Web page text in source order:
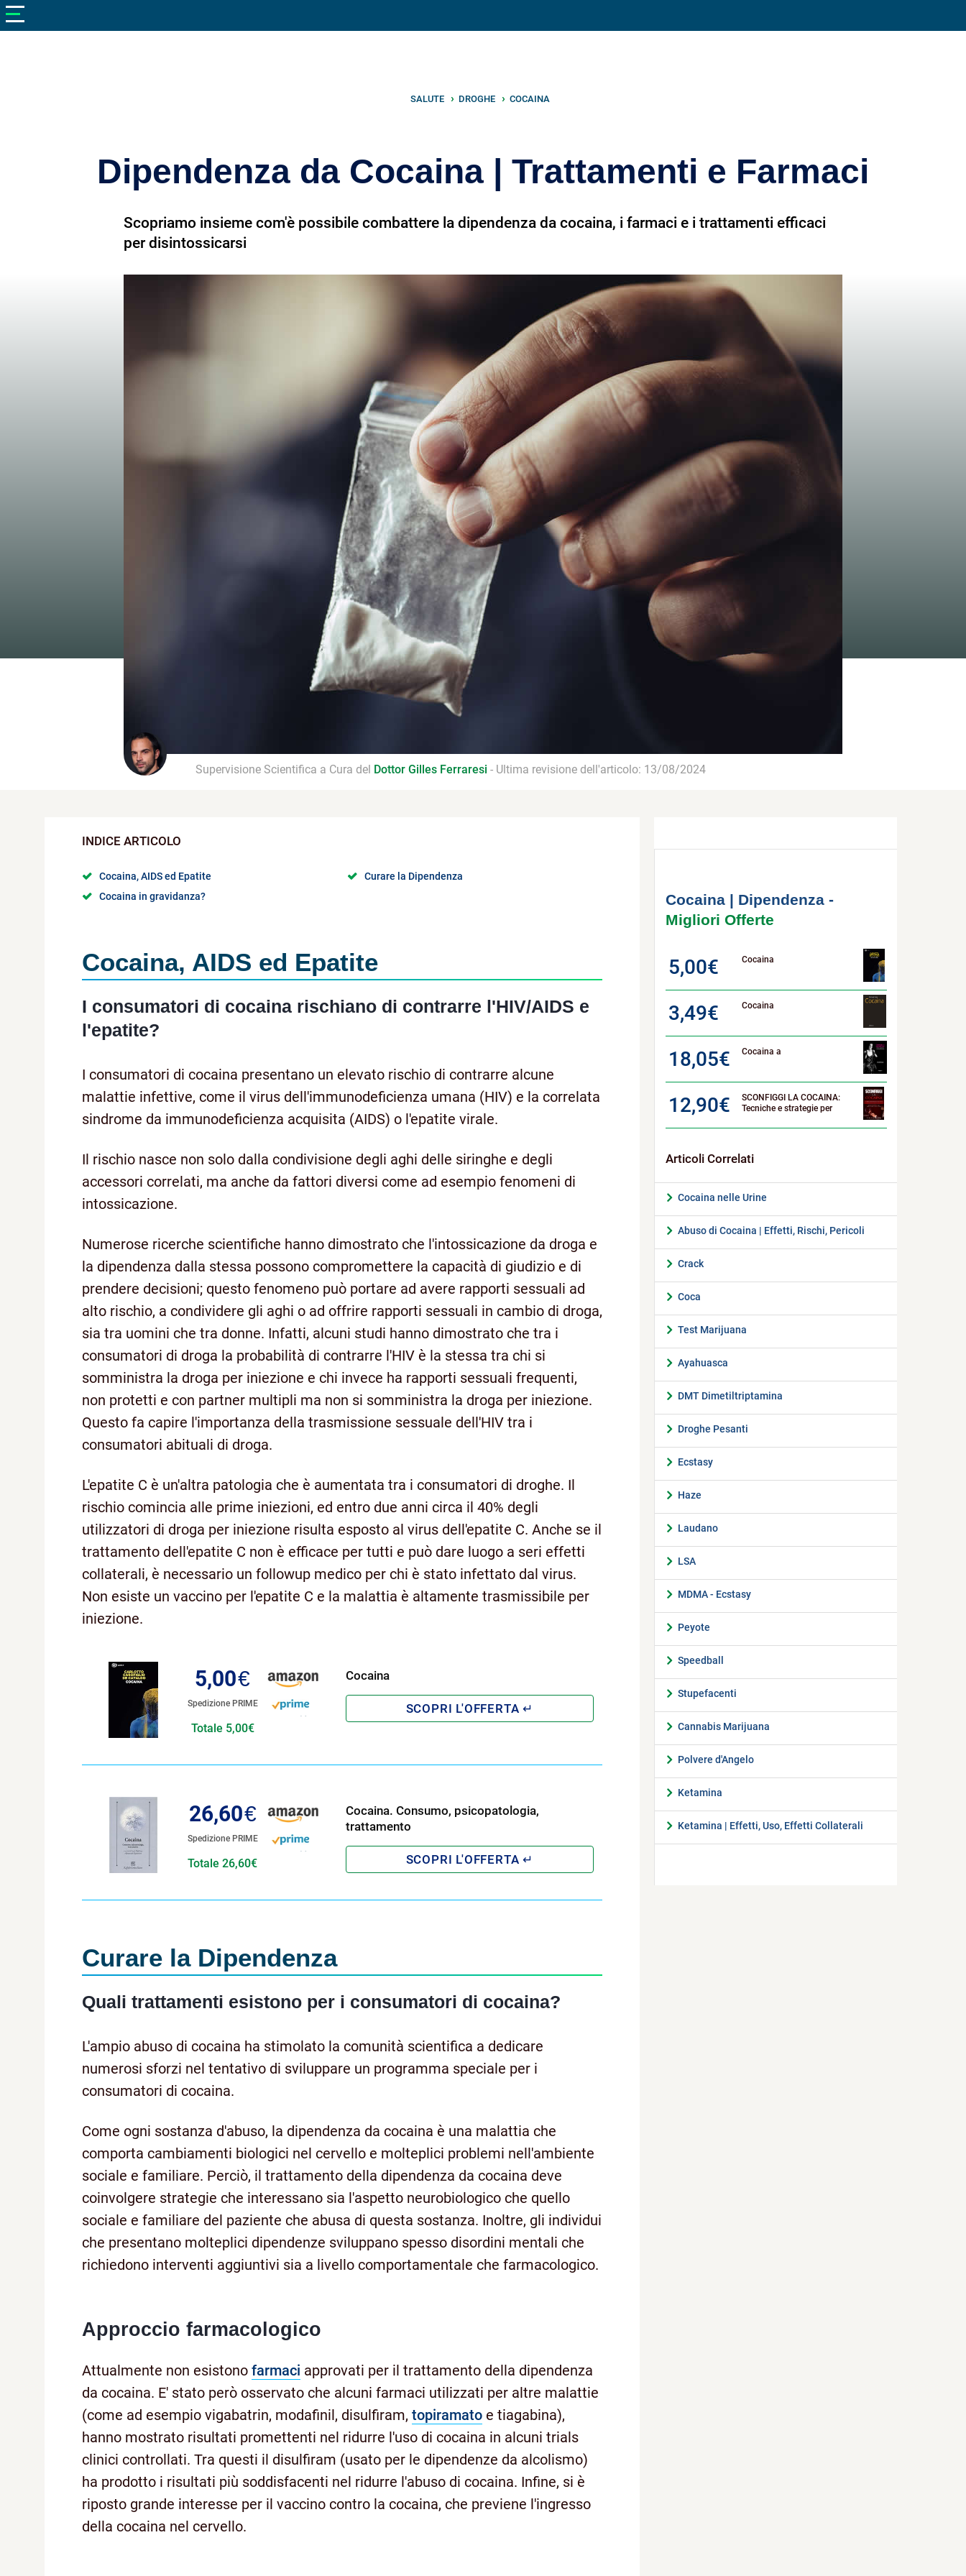
SALUTE DROGHE COCAINA
Dipendenza da Cocaina | Trattamenti e Farmaci
Scopriamo insieme com'è possibile combattere la dipendenza da cocaina, i farmaci e i trattamenti efficaci
per disintossicarsi
Supervisione Scientifica a Cura del Dottor Gilles Ferraresi - Ultima revisione dell'articolo: 13/08/2024
Cocaina, AIDS ed Epatite
Curare la Dipendenza
Cocaina in gravidanza?
Cocaina, AIDS ed Epatite
I consumatori di cocaina rischiano di contrarre l'HIV/AIDS e
l'epatite?
I consumatori di cocaina presentano un elevato rischio di contrarre alcune
malattie infettive, come il virus dell'immunodeficienza umana (HIV) e la correlata
sindrome da immunodeficienza acquisita (AIDS) o l'epatite virale.
Il rischio nasce non solo dalla condivisione degli aghi delle siringhe e degli
accessori correlati, ma anche da fattori diversi come ad esempio fenomeni di
intossicazione.
Numerose ricerche scientifiche hanno dimostrato che l'intossicazione da droga e
la dipendenza dalla stessa possono compromettere la capacità di giudizio e di
prendere decisioni; questo fenomeno può portare ad avere rapporti sessuali ad
alto rischio, a condividere gli aghi o ad offrire rapporti sessuali in cambio di droga,
sia tra uomini che tra donne. Infatti, alcuni studi hanno dimostrato che tra i
consumatori di droga la probabilità di contrarre l'HIV è la stessa tra chi si
somministra la droga per iniezione e chi invece ha rapporti sessuali frequenti,
non protetti e con partner multipli ma non si somministra la droga per iniezione.
Questo fa capire l'importanza della trasmissione sessuale dell'HIV tra i
consumatori abituali di droga.
L'epatite C è un'altra patologia che è aumentata tra i consumatori di droghe. Il
rischio comincia alle prime iniezioni, ed entro due anni circa il 40% degli
utilizzatori di droga per iniezione risulta esposto al virus dell'epatite C. Anche se il
trattamento dell'epatite C non è efficace per tutti e può dare luogo a seri effetti
collaterali, è necessario un followup medico per chi è stato infettato dal virus.
Non esiste un vaccino per l'epatite C e la malattia è altamente trasmissibile per
iniezione.
5,00€
Spedizione PRIME
Totale 5,00€
Cocaina
26,60€
Spedizione PRIME
Totale 26,60€
Cocaina. Consumo, psicopatologia,
trattamento
Curare la Dipendenza
Quali trattamenti esistono per i consumatori di cocaina?
L'ampio abuso di cocaina ha stimolato la comunità scientifica a dedicare
numerosi sforzi nel tentativo di sviluppare un programma speciale per i
consumatori di cocaina.
Come ogni sostanza d'abuso, la dipendenza da cocaina è una malattia che
comporta cambiamenti biologici nel cervello e molteplici problemi nell'ambiente
sociale e familiare. Perciò, il trattamento della dipendenza da cocaina deve
coinvolgere strategie che interessano sia l'aspetto neurobiologico che quello
sociale e familiare del paziente che abusa di questa sostanza. Inoltre, gli individui
che presentano molteplici dipendenze sviluppano spesso disordini mentali che
richiedono interventi aggiuntivi sia a livello comportamentale che farmacologico.
Approccio farmacologico
Attualmente non esistono farmaci approvati per il trattamento della dipendenza
da cocaina. E' stato però osservato che alcuni farmaci utilizzati per altre malattie
(come ad esempio vigabatrin, modafinil, disulfiram, topiramato e tiagabina),
hanno mostrato risultati promettenti nel ridurre l'uso di cocaina in alcuni trials
clinici controllati. Tra questi il disulfiram (usato per le dipendenze da alcolismo)
ha prodotto i risultati più soddisfacenti nel ridurre l'abuso di cocaina. Infine, si è
riposto grande interesse per il vaccino contro la cocaina, che previene l'ingresso
della cocaina nel cervello.
Cocaina | Dipendenza -
Migliori Offerte
5,00€ Cocaina
3,49€ Cocaina
18,05€ Cocaina a
12,90€
SCONFIGGI LA COCAINA:
Tecniche e strategie per
Cocaina nelle Urine
Abuso di Cocaina | Effetti, Rischi, Pericoli
Crack
Coca
Test Marijuana
Ayahuasca
DMT Dimetiltriptamina
Droghe Pesanti
Ecstasy
Haze
Laudano
LSA
MDMA - Ecstasy
Peyote
Speedball
Stupefacenti
Cannabis Marijuana
Polvere d'Angelo
Ketamina
Ketamina | Effetti, Uso, Effetti Collaterali
V netonutrizione